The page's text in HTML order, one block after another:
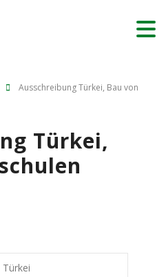
Ausschreibung Türkei, Bau von
Türkei,
Türkei